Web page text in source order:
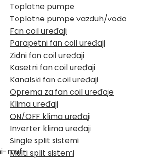
Toplotne pumpe
Toplotne pumpe vazduh/voda
Fan coil uređaji
Parapetni fan coil uređaji
Zidni fan coil uređaji
Kasetni fan coil uređaji
Kanalski fan coil uređaji
Oprema za fan coil uređaje
Klima uređaji
ON/OFF klima uređaji
Inverter klima uređaji
Single split sistemi
Multi split sistemi